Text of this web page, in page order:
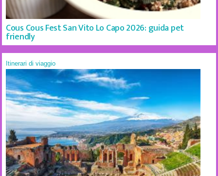
Cous Cous Fest San Vito Lo Capo 2026: guida pet
friendly
Itinerari di viaggio